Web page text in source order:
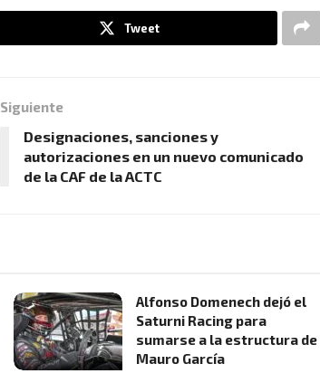
Tweet
Siguiente
Designaciones, sanciones y
autorizaciones en un nuevo comunicado
de la CAF de la ACTC
Alfonso Domenech dejó el
Saturni Racing para
sumarse a la estructura de
Mauro García